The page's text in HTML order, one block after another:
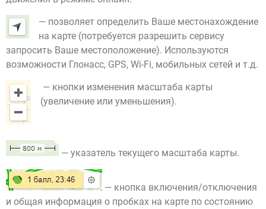
— позволяет определить Ваше местонахождение
на карте (потребуется разрешить сервису
запросить Ваше местоположение). Используются
возможности Глонасс, GPS, Wi-Fi, мобильных сетей и т.д.
— кнопки изменения масштаба карты
(увеличение или уменьшения).
— указатель текущего масштаба карты.
— кнопка включения/отключения
и общая информация о пробках на карте по состоянию